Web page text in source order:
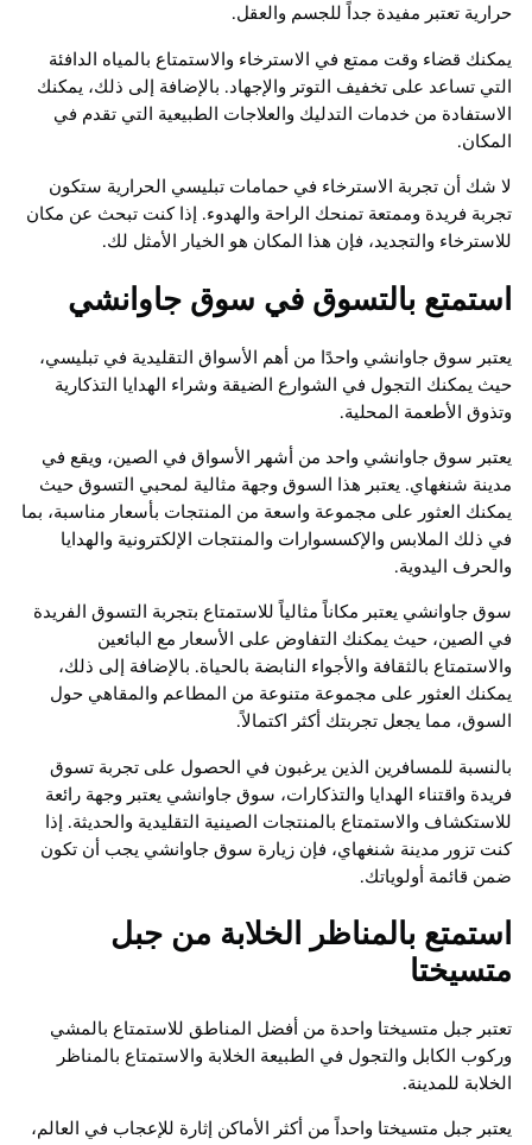
حرارية تعتبر مفيدة جداً للجسم والعقل.
يمكنك قضاء وقت ممتع في الاسترخاء والاستمتاع بالمياه الدافئة
التي تساعد على تخفيف التوتر والإجهاد. بالإضافة إلى ذلك، يمكنك
الاستفادة من خدمات التدليك والعلاجات الطبيعية التي تقدم في
المكان.
لا شك أن تجربة الاسترخاء في حمامات تبليسي الحرارية ستكون
تجربة فريدة وممتعة تمنحك الراحة والهدوء. إذا كنت تبحث عن مكان
للاسترخاء والتجديد، فإن هذا المكان هو الخيار الأمثل لك.
استمتع بالتسوق في سوق جاوانشي
يعتبر سوق جاوانشي واحدًا من أهم الأسواق التقليدية في تبليسي،
حيث يمكنك التجول في الشوارع الضيقة وشراء الهدايا التذكارية
وتذوق الأطعمة المحلية.
يعتبر سوق جاوانشي واحد من أشهر الأسواق في الصين، ويقع في
مدينة شنغهاي. يعتبر هذا السوق وجهة مثالية لمحبي التسوق حيث
يمكنك العثور على مجموعة واسعة من المنتجات بأسعار مناسبة، بما
في ذلك الملابس والإكسسوارات والمنتجات الإلكترونية والهدايا
والحرف اليدوية.
سوق جاوانشي يعتبر مكاناً مثالياً للاستمتاع بتجربة التسوق الفريدة
في الصين، حيث يمكنك التفاوض على الأسعار مع البائعين
والاستمتاع بالثقافة والأجواء النابضة بالحياة. بالإضافة إلى ذلك،
يمكنك العثور على مجموعة متنوعة من المطاعم والمقاهي حول
السوق، مما يجعل تجربتك أكثر اكتمالاً.
بالنسبة للمسافرين الذين يرغبون في الحصول على تجربة تسوق
فريدة واقتناء الهدايا والتذكارات، سوق جاوانشي يعتبر وجهة رائعة
للاستكشاف والاستمتاع بالمنتجات الصينية التقليدية والحديثة. إذا
كنت تزور مدينة شنغهاي، فإن زيارة سوق جاوانشي يجب أن تكون
ضمن قائمة أولوياتك.
استمتع بالمناظر الخلابة من جبل
متسيختا
تعتبر جبل متسيختا واحدة من أفضل المناطق للاستمتاع بالمشي
وركوب الكابل والتجول في الطبيعة الخلابة والاستمتاع بالمناظر
الخلابة للمدينة.
يعتبر جبل متسيختا واحداً من أكثر الأماكن إثارة للإعجاب في العالم،